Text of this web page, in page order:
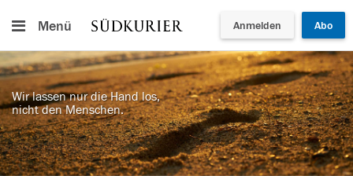
Menü Anmelden Abo
Wir lassen nur die Hand los,
nicht den Menschen.